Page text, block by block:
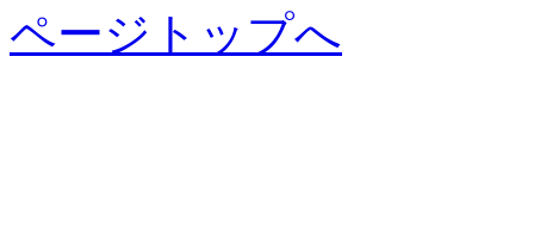
ページトップへ